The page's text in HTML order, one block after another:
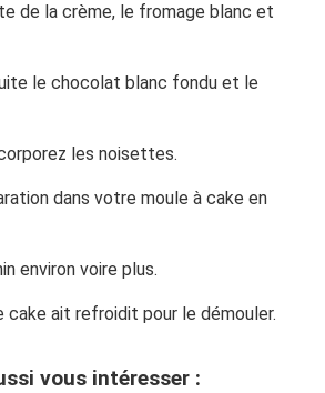
de la crème, le fromage blanc et
le chocolat blanc fondu et le
les noisettes.
dans votre moule à cake en
environ voire plus.
cake ait refroidit pour le démouler.
vous intéresser :